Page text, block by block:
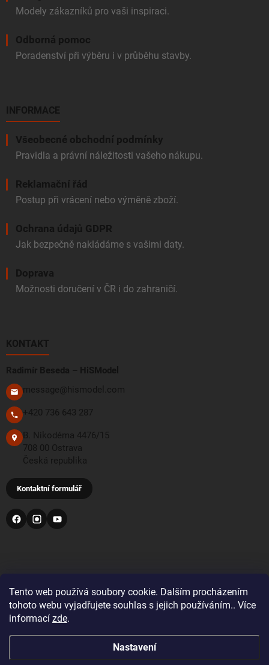
Tento web používá soubory cookie. Dalším procházením
tohoto webu vyjadřujete souhlas s jejich používáním.. Více
informací zde.
Nastavení
Pro objednávky z Velké Británie a Švýcarska se prosím
Modely zákazníků pro vaši inspiraci.
Odborná pomoc
Poradenství při výběru i v průběhu stavby.
INFORMACE
Všeobecné obchodní podmínky
Pravidla a právní náležitosti vašeho nákupu.
Reklamační řád
Postup při vrácení nebo výměně zboží.
Ochrana údajů GDPR
Jak bezpečně nakládáme s vašimi daty.
Doprava
Možnosti doručení v ČR i do zahraničí.
KONTAKT
Radimír Beseda – HiSModel
message@hismodel.com
+420 736 643 287
B. Nikodéma 4476/15
708 00 Ostrava
Česká republika
Kontaktní formulář
PŘIJÍMÁME TYTO PLATEBNÍ METODY